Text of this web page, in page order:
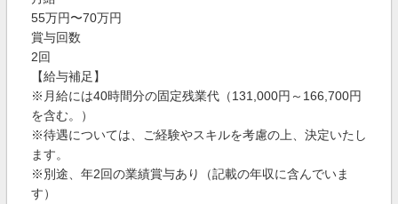
55万円〜70万円
賞与回数
2回
【給与補足】
※月給には40時間分の固定残業代（131,000円～166,700円
を含む。）
※待遇については、ご経験やスキルを考慮の上、決定いたし
ます。
※別途、年2回の業績賞与あり（記載の年収に含んでいま
す）